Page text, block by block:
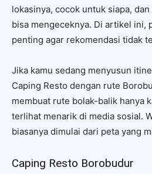
lokasinya, cocok untuk siapa,
bisa mengeceknya. Di artikel ini,
penting agar rekomendasi tidak
Jika kamu sedang menyusun
Caping Resto dengan rute
membuat rute bolak-balik hanya
terlihat menarik di media sosial.
biasanya dimulai dari peta yang
Caping Resto Borobudur